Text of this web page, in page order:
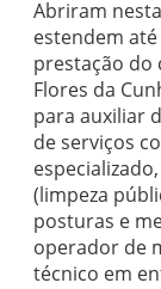
Abriram
estendem
prestação do
Flores da
para auxiliar
de serviços
(limpeza
posturas e
operador de
técnico em